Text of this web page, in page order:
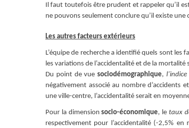
Il faut toutefois être prudent et rappeler qu’il
ne pouvons seulement conclure qu’il existe
Les autres facteurs extérieurs
L’équipe de recherche a identifié quels sont les
les variations de l’accidentalité et de la
Du point de vuesociodémographique,
négativement associé au nombre d’accidents
une ville-centre, l’accidentalité serait en
Pour la dimension socio-économique, le taux
respectivement pour l’accidentalité (-2,5%